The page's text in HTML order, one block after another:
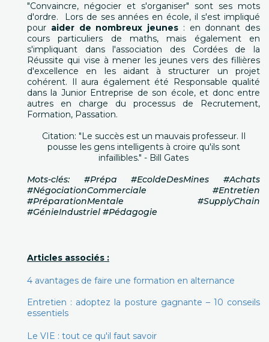
"Convaincre, négocier et s'organiser" sont ses mots
d'ordre. Lors de ses années en école, il s'est impliqué
pour aider de nombreux jeunes : en donnant des
cours particuliers de maths, mais également en
s'impliquant dans l'association des Cordées de la
Réussite qui vise à mener les jeunes vers des fillières
d'excellence en les aidant à structurer un projet
cohérent. Il aura également été Responsable qualité
dans la Junior Entreprise de son école, et donc entre
autres en charge du processus de Recrutement,
Formation, Passation.
Citation: "Le succès est un mauvais professeur. Il
pousse les gens intelligents à croire qu'ils sont
infaillibles." - Bill Gates
Mots-clés: #Prépa #EcoldeDesMines #Achats
#NégociationCommerciale #Entretien
#PréparationMentale #SupplyChain
#GénieIndustriel #Pédagogie
Articles associés :
4 avantages de faire une formation en alternance
Entretien : adoptez la posture gagnante – 10 conseils
essentiels
Le VIE : tout ce qu'il faut savoir